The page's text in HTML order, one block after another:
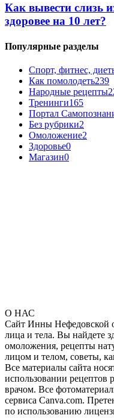
Как вывести слизь
здоровее на 10 лет?
Популярные разделы
Спорт, фитнес,
Как помолодеть239
Народные рецепты
Тренинги165
Портал
Без рубрики2
Омоложение2
Здоровье0
Магазин0
О НАС
Сайт Инны Нефедовской
лица и тела. Вы найдете
омоложения, рецепты
лицом и телом, советы,
Все материалы сайта
использовании рецептов
врачом. Все
сервиса Canva.com.
по использованию